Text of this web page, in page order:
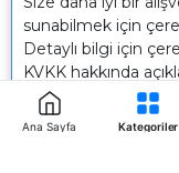
sunabilmek için
Detaylı bilgi için
KVKK hakkında
inceleyebilirsiniz.
Ana Sayfa Kategoriler